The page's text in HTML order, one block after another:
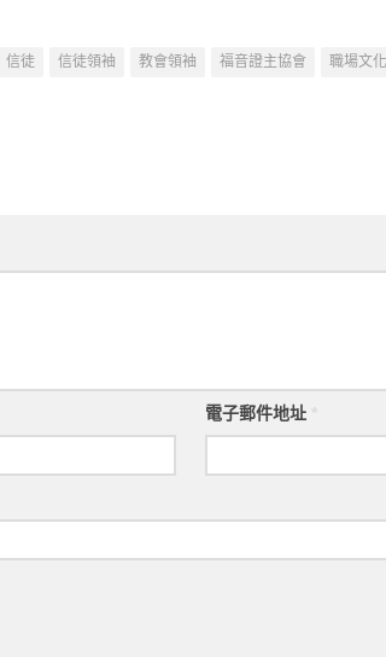
信徒 信徒領袖 教會領袖 福音證主協會 職場文化
電子郵件地址